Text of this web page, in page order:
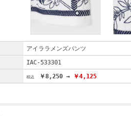
アイララメンズパンツ
IAC-533301
￥8,250 → ￥4,125